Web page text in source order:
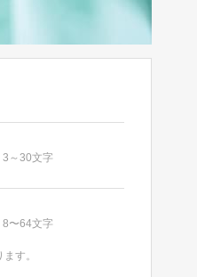
～30文字
〜64文字
す。